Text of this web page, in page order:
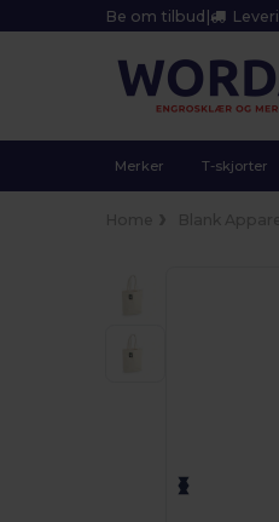
Be om tilbud |
Merker T-skjorter